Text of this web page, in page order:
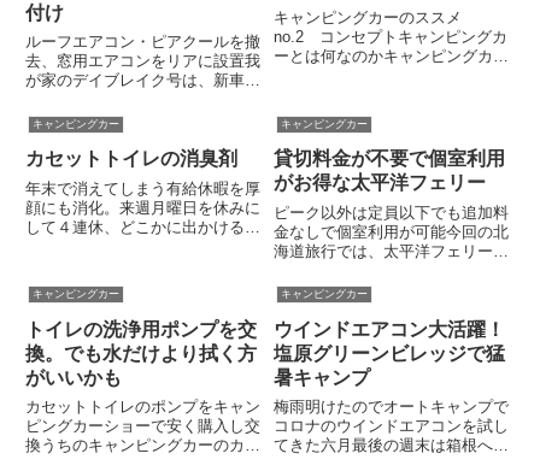
付け
ルーフエアコン・ピアクールを撤
去、窓用エアコンをリアに設置我
が家のデイブレイク号は、新車の
フエアコンを搭載しています。マ
ックレーの「完全自立型」キャン
ピングカーには、通常はコールマ
ンのルーフエアコンを使うので
す...
キャンピングカーのススメ
no.2 コンセプトキャンピングカ
ーとは何なのかキャンピングカー
こと言いたいのは、キャンピング
カーは異形なるキメラ、マジンガ
ーＺのあしゅら男爵（古い）み
た...
キャンピングカー
カセットトイレの消臭剤
年末で消えてしまう有給休暇を厚
顔にも消化。来週月曜日を休みに
して４連休、どこかに出かけるつ
のですが天気がイマイチでやる気
が起きません。今日の出発はやめ
にして明日以降、どこに行くか
も...
キャンピングカー
貸切料金が不要で個室利用
がお得な太平洋フェリー
ピーク以外は定員以下でも追加料
金なしで個室利用が可能今回の北
海道旅行では、太平洋フェリー
しました。なぜ、この部屋を選ん
だかというと、特等室と部屋の広
さが同じなのに特等より安いか
ら。１人分の料金で２人用個室が
利用...
キャンピングカー
トイレの洗浄用ポンプを交
換。でも水だけより拭く方
がいいかも
カセットトイレのポンプをキャン
ピングカーショーで安く購入し交
換うちのキャンピングカーのカセ
キャンピングカー
ウインドエアコン大活躍！
塩原グリーンビレッジで猛
暑キャンプ
梅雨明けたのでオートキャンプで
コロナのウインドエアコンを試し
てきた六月最後の週末は箱根へあ